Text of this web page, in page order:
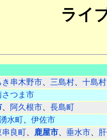
ライ
き串木野市、 三島村、 十島村
さつま市
、 阿久根市、 長島町
水町、 伊佐市
串良町、 鹿屋市、 垂水市、